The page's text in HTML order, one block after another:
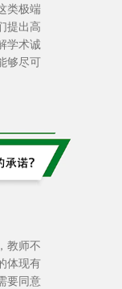
类极端
提出高
学术诚
够尽可
教师不
体现有
要同意